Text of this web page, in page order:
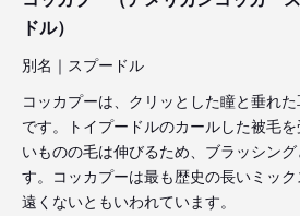
ドル）
別名｜スプードル
コッカプーは、クリッとした瞳と垂れ
です。トイプードルのカールした被毛
いものの毛は伸びるため、ブラッシン
す。コッカプーは最も歴史の長いミッ
遠くないともいわれています。